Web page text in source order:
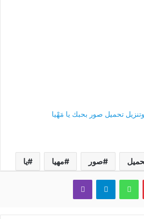
تحميل صور بحبك يا مَهْيا
صور مهيا يا
بينتيريستواتساب تيلقرام ڤايبر